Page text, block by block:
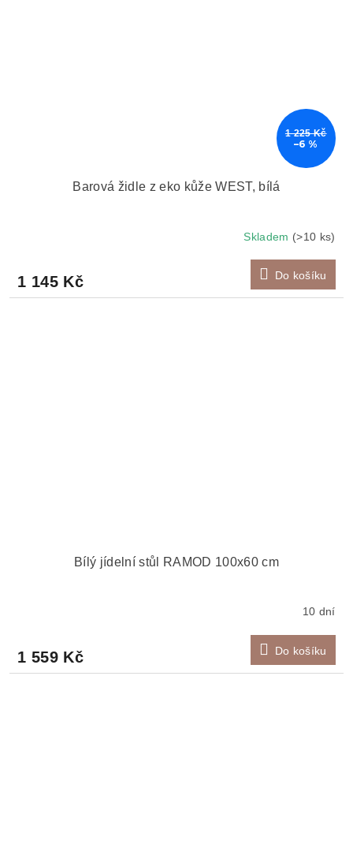
1 225 Kč
–6 %
Barová židle z eko kůže WEST, bílá
Skladem (>10 ks)
1 145 Kč Do košíku
Bílý jídelní stůl RAMOD 100x60 cm
10 dní
1 559 Kč Do košíku